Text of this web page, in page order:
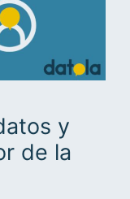
y
de la